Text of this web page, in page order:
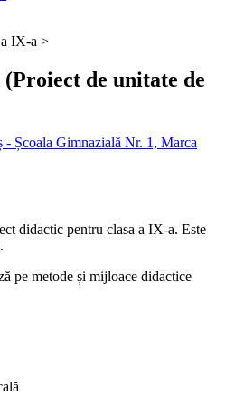
IX-a >
de unitate de
Școala Gimnazială Nr. 1, Marca
didactic pentru clasa a IX-a. Este
pe metode și mijloace didactice